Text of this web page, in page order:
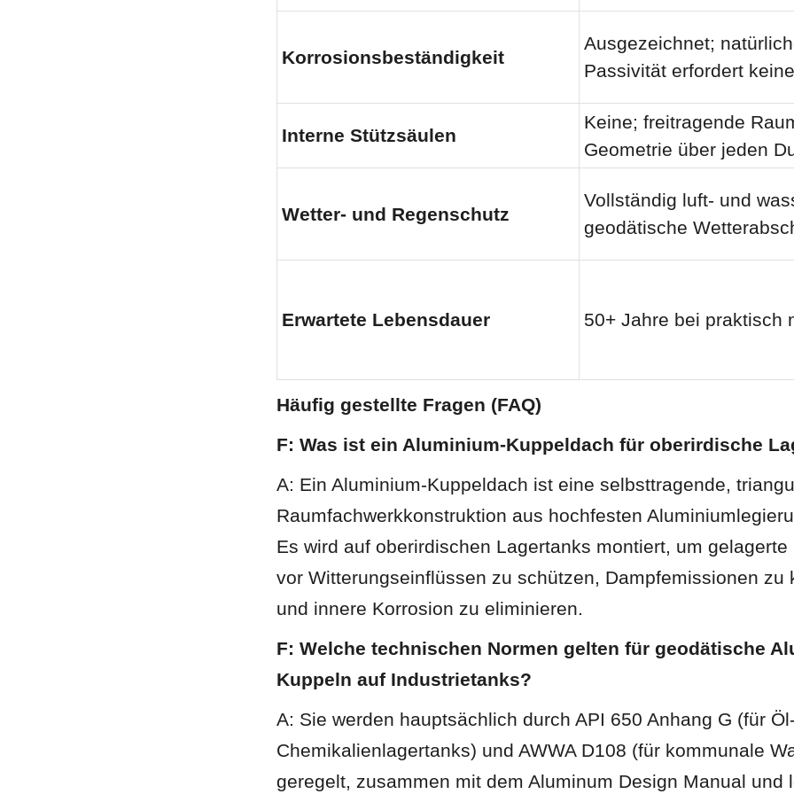
Korrosionsbeständigkeit
Ausgezeichnet;
Passivität erfordert
Interne Stützsäulen
Keine; freitragende
Geometrie über jeden
Wetter- und Regenschutz
Vollständig luft- und
geodätische
Erwartete Lebensdauer 50+ Jahre bei praktisch
Häufig gestellte Fragen (FAQ)
F: Was ist ein Aluminium-Kuppeldach für oberirdische
A: Ein Aluminium-Kuppeldach ist eine selbsttragende,
Raumfachwerkkonstruktion aus hochfesten
Es wird auf oberirdischen Lagertanks montiert, um
vor Witterungseinflüssen zu schützen, Dampfemissionen zu
und innere Korrosion zu eliminieren.
F: Welche technischen Normen gelten für geodätische
Kuppeln auf Industrietanks?
A: Sie werden hauptsächlich durch API 650 Anhang G (für
Chemikalienlagertanks) und AWWA D108 (für kommunale
geregelt, zusammen mit dem Aluminum Design Manual und